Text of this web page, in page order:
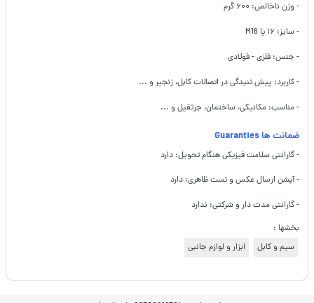
- وزن ناخالص: ۶۰۰ گرم
- سایز: ۱۶ یا M16
- جنس: فلزی - فولادی
- کاربرد: پیش تنیدگی در اتصالات کابل، زنجیر و ...
- مناسب: مکانیکی، ساختمان، جرثقیل و ...
ضمانت ها Guaranties
- گارانتی سلامت فیزیکی هنگام تحویل: دارد
- آپشن ارسال عکس و تست ظاهری: دارد
- گارانتی مدت دار و شرکتی: ندارد
بخشها :
سیم و کابل
ابزار و لوازم جانبی